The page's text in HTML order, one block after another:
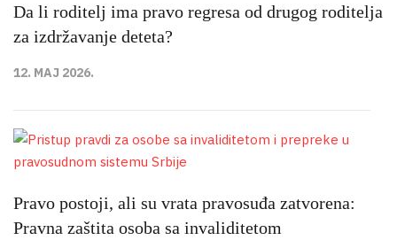
Da li roditelj ima pravo regresa od drugog roditelja
za izdržavanje deteta?
12. MAJ 2026.
Pravo postoji, ali su vrata pravosuđa zatvorena:
Pravna zaštita osoba sa invaliditetom